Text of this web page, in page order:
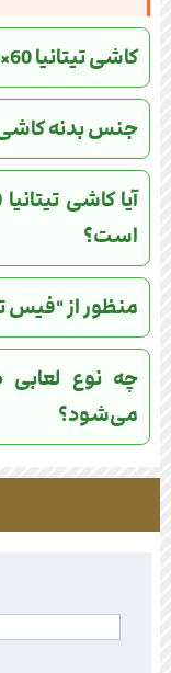
کاشی تیتانیا 60×30 چه ویژگی‌هایی دارد؟
جنس بدنه کاشی تیتانیا
است؟
منظور از "فیس
می‌شود؟